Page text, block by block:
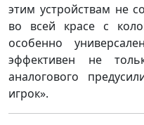
этим устройствам не
во всей красе с
особенно
эффективен не
аналогового
игрок».